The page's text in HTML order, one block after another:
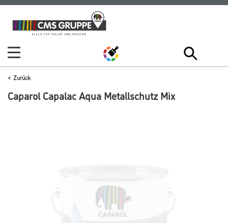
Zum
Inhalt
Zum
Navigationsmenü
Zurück
Caparol Capalac Aqua Metallschutz Mix